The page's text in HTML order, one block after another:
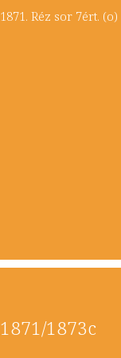
1871. Réz sor
1871/1873c